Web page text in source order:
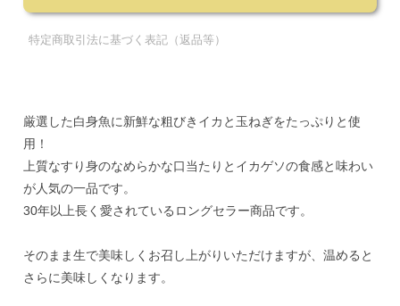
特定商取引法に基づく表記（返品等）
厳選した白身魚に新鮮な粗びきイカと玉ねぎをたっぷりと使
用！
上質なすり身のなめらかな口当たりとイカゲソの食感と味わい
が人気の一品です。
30年以上長く愛されているロングセラー商品です。
そのまま生で美味しくお召し上がりいただけますが、温めると
さらに美味しくなります。